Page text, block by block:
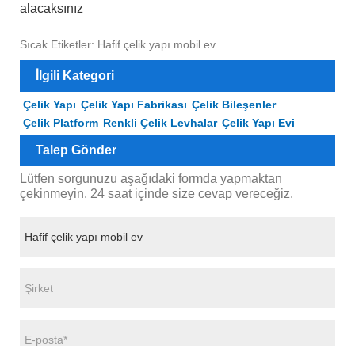
alacaksınız
Sıcak Etiketler: Hafif çelik yapı mobil ev
İlgili Kategori
Çelik Yapı Çelik Yapı Fabrikası Çelik Bileşenler
Çelik Platform Renkli Çelik Levhalar Çelik Yapı Evi
Talep Gönder
Lütfen sorgunuzu aşağıdaki formda yapmaktan
çekinmeyin. 24 saat içinde size cevap vereceğiz.